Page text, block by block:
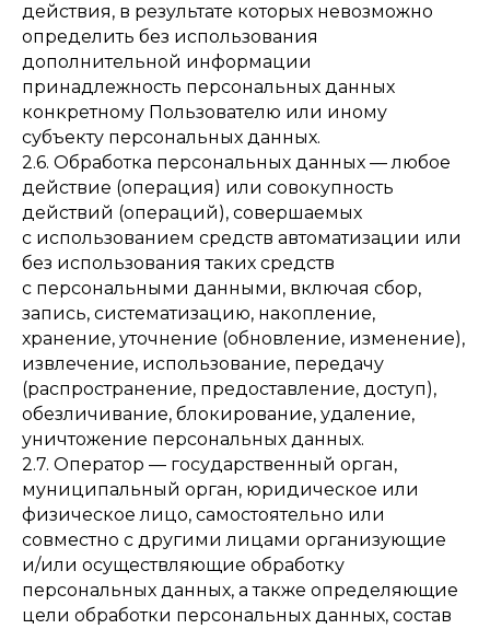
действия, в результате которых невозможно
определить без использования
дополнительной информации
принадлежность персональных данных
конкретному Пользователю или иному
субъекту персональных данных.
2.6. Обработка персональных данных — любое
действие (операция) или совокупность
действий (операций), совершаемых
с использованием средств автоматизации или
без использования таких средств
с персональными данными, включая сбор,
запись, систематизацию, накопление,
хранение, уточнение (обновление, изменение),
извлечение, использование, передачу
(распространение, предоставление, доступ),
обезличивание, блокирование, удаление,
уничтожение персональных данных.
2.7. Оператор — государственный орган,
муниципальный орган, юридическое или
физическое лицо, самостоятельно или
совместно с другими лицами организующие
и/или осуществляющие обработку
персональных данных, а также определяющие
цели обработки персональных данных, состав